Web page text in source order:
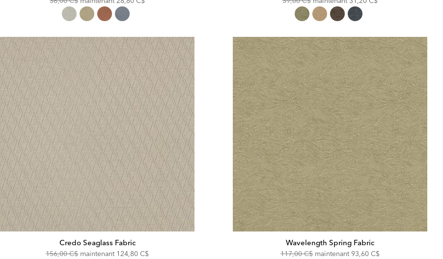
Price:
Price:
Price:
Price:
Credo Seaglass Fabric
Original
156,00 C$ maintenant Discounted
124,80 C$
Wavelength Spring Fabric
Original
117,00 C$ maintenant Discounted
93,60 C$